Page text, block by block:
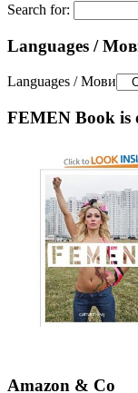
Search for:
Languages /
Languages / Мови
FEMEN Book is
Amazon & Co